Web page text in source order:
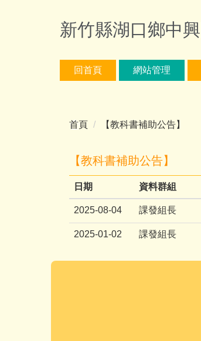
新竹縣湖口鄉中
回首頁 網站管理
首頁 【教科書補助公告】
【教科書補助公告】
日期 資料群組
2025-08-04 課發組長
2025-01-02 課發組長